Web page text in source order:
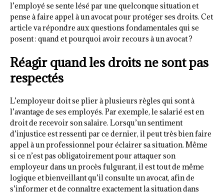
l’employé se sente lésé par une quelconque situation et
pense à faire appel à un avocat pour protéger ses droits. Cet
article va répondre aux questions fondamentales qui se
posent : quand et pourquoi avoir recours à un avocat ?
Réagir quand les droits ne sont pas
respectés
L’employeur doit se plier à plusieurs règles qui sont à
l’avantage de ses employés. Par exemple, le salarié est en
droit de recevoir son salaire. Lorsqu’un sentiment
d’injustice est ressenti par ce dernier, il peut très bien faire
appel à un professionnel pour éclairer sa situation. Même
si ce n’est pas obligatoirement pour attaquer son
employeur dans un procès fulgurant, il est tout de même
logique et bienveillant qu’il consulte un avocat, afin de
s’informer et de connaître exactement la situation dans